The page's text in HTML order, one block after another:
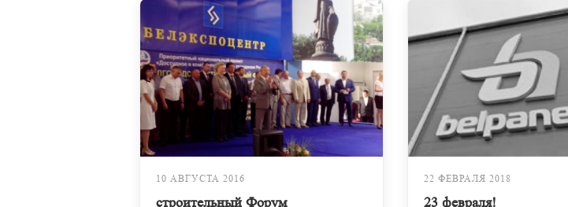
10 АВГУСТА 2016
строительный Форум
22 ФЕВРАЛЯ 2018
23 февраля!